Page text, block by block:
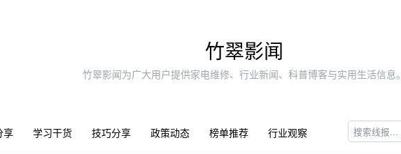
竹翠影闻
竹翠影闻为广大用户提供家电维修、行业新闻、科普博客与实用生活信息
享 学习干货 技巧分享 政策动态 榜单推荐 行业观察